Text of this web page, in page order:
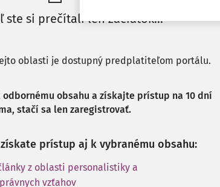
ste si prečítali len začiatok...
oblasti je dostupný predplatiteľom portálu.
obsahu a získajte prístup na 10 dní
stačí sa len zaregistrovať.
prístup aj k vybranému obsahu:
z oblasti personalistiky a
vzťahov